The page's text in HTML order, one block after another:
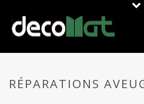
RÉPARATIONS